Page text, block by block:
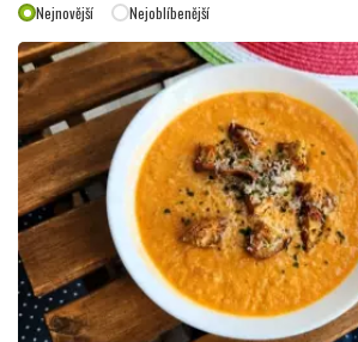
Nejnovější Nejoblíbenější